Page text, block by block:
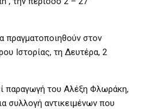
πραγματοποιηθούν στον
Ιστορίας, τη Δευτέρα, 2
παραγωγή του Αλέξη Φλωράκη,
συλλογή αντικειμένων που